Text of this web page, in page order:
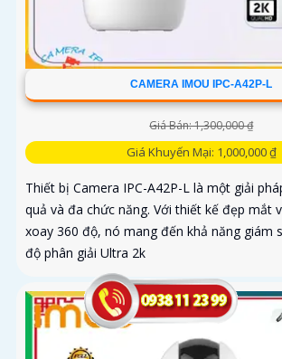
CAMERA IMOU IPC-A42P-L
Giá Bán: 1,300,000 ₫
Giá Khuyến Mại: 1,000,000 ₫
Thiết bị Camera IPC-A42P-L là một giải
quả và đa chức năng. Với thiết kế đẹp mắt
xoay 360 độ, nó mang đến khả năng giám
độ phân giải Ultra 2k